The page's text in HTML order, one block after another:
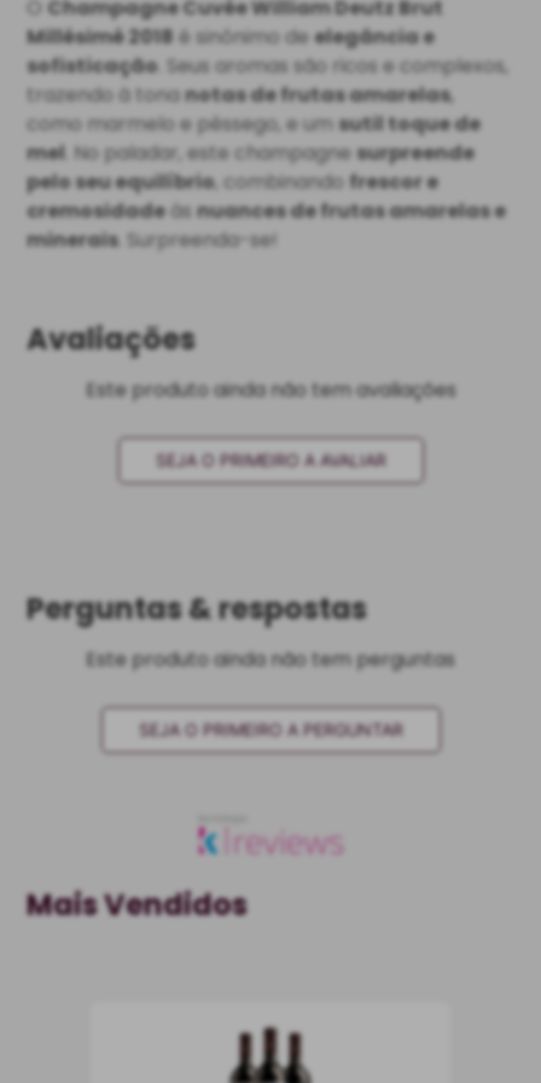
OChampagne Cuvée William Deutz Brut
Millésimé 2018 é sinônimo deelegância e
sofisticação . Seus aromas são ricos e complexos,
trazendo à tonanotas de frutas amarelas,
como marmelo e pêssego, e umsutil toque de
mel . No paladar, este champagnesurpreende
pelo seu equilíbrio, combinandofrescor e
cremosidadeàsnuances de frutas amarelas e
minerais. Surpreenda-se!
Avaliações
Este produto ainda não tem avaliações
SEJA O PRIMEIRO A AVALIAR
Perguntas & respostas
Este produto ainda não tem perguntas
SEJA O PRIMEIRO A PERGUNTAR
Mais Vendidos